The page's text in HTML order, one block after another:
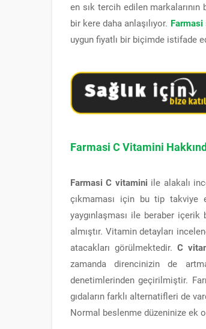
en sık tercih edilen
bir kere daha anlaşılıyor. Farmasi
uygun fiyatlı bir biçimde istifade
Farmasi C Vitamini
Farmasi C vitamini ile alakalı
çıkmaması için bu tip takviye
yaygınlaşması ile beraber
almıştır. Vitamin detayları
atacakları görülmektedir. C
zamanda direncinizin de
denetimlerinden geçirilmiştir.
gıdaların farklı alternatifleri de
Normal beslenme düzeninize ek